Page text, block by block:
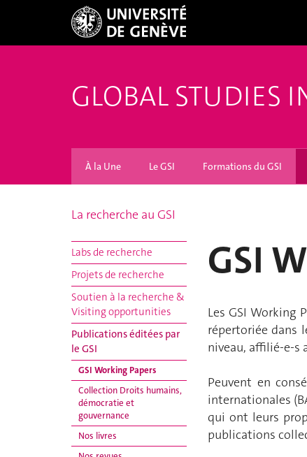
GLOBAL STUDIES
À la Une Le GSI Formations du GSI
La recherche au GSI
Labs de recherche
Projets de recherche
Soutien à la recherche &
Visiting opportunities
Publications éditées par
le GSI
GSI Working Papers
Collection Droits humains,
démocratie et
gouvernance
Nos livres
GSI
Les GSI
répertoriée dans
niveau, affilié-e-s
Peuvent en
internationales
qui ont leurs
publications